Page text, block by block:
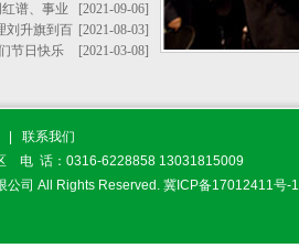
[2021-09-06]
谱、事业
公司参观交流[2021-08-03]
刘升旗到百
[2021-03-08]
节日快乐
联系我们
电 话：0316-6228858 13031815009
公司 All Rights Reserved. 冀ICP备17012411号-1